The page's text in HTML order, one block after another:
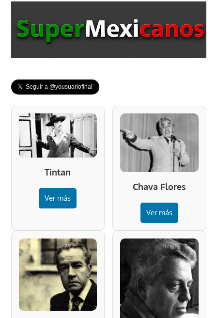
𝕏 Seguir a @yousuariofinal
Tintan
Ver más
Chava Flores
Ver más